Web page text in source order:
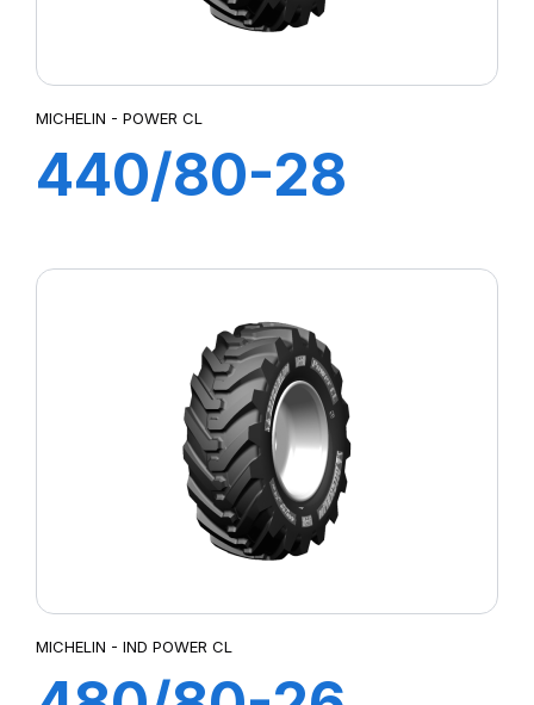
MICHELIN - POWER CL
440/80-28
POWER CL
MICHELIN - IND POWER CL